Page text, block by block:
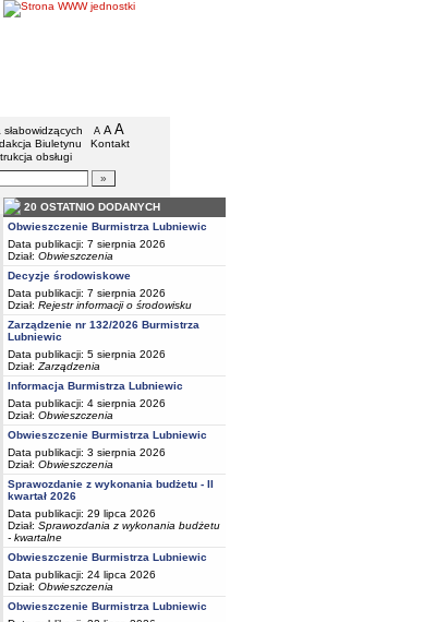
- Urząd Miejski w Lubniewicach
dodatkowe
słabowidzących A pomniejsz czcionkę
A standardowy rozmiar czcionki
A
Biuletynu
Kontakt
obsługi
artykułów
20 OSTATNIO DODANYCH
Obwieszczenie Burmistrza Lubniewic
Data publikacji: 7 sierpnia 2026
Dział: Obwieszczenia
Decyzje środowiskowe
Data publikacji: 7 sierpnia 2026
Dział: Rejestr informacji o środowisku
Zarządzenie nr 132/2026 Burmistrza
Lubniewic
Data publikacji: 5 sierpnia 2026
Dział: Zarządzenia
Informacja Burmistrza Lubniewic
Data publikacji: 4 sierpnia 2026
Dział: Obwieszczenia
Obwieszczenie Burmistrza Lubniewic
Data publikacji: 3 sierpnia 2026
Dział: Obwieszczenia
Sprawozdanie z wykonania budżetu - II
kwartał 2026
Data publikacji: 29 lipca 2026
Dział: Sprawozdania z wykonania budżetu
- kwartalne
Obwieszczenie Burmistrza Lubniewic
Data publikacji: 24 lipca 2026
Dział: Obwieszczenia
Obwieszczenie Burmistrza Lubniewic